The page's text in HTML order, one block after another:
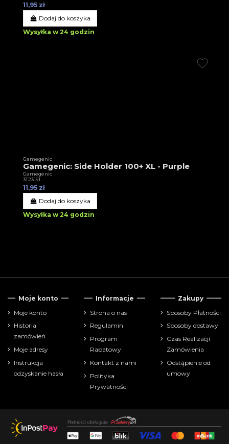
11,95 zł
Dodaj do koszyka
Wysyłka w 24 godzin
Gamegenic
Gamegenic: Side Holder 100+ XL - Purple
Gamegenic
3T23191
11,95 zł
Dodaj do koszyka
Wysyłka w 24 godzin
Moje konto
Moje konto
Historia
zamówień
Moje adresy
Instrukcja
odzyskanie hasła
Informacje
Strona o nas
Regulamin
Program
Rabatowy
Kontakt z nami
Polityka
Prywatności
Zakupy
Sposoby Płatności
Sposoby dostawy
Czas Realizacji
Zamówienia
Odstąpienie od
umowy